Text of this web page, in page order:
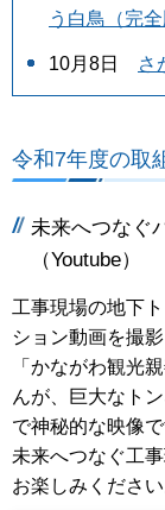
う白鳥（完
10月8日 さ
令和7年度の取
未来へつなぐ
（Youtube）
工事現場の地下
ション動画を撮影
「かながわ観光
んが、巨大なト
で神秘的な映像で
未来へつなぐ工
お楽しみください